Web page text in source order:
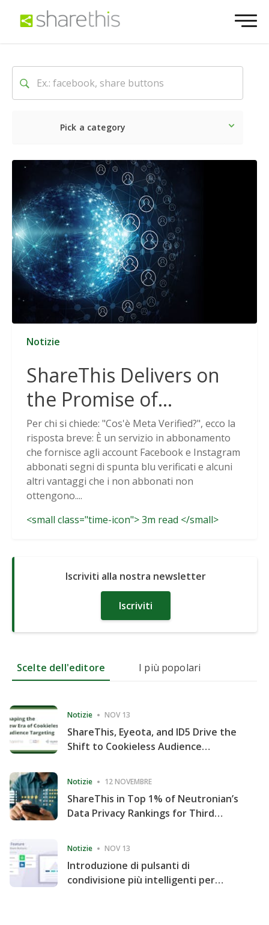
Pick a category
Ultime notizie Sociale
Notizie
ShareThis Delivers on
the Promise of
Cookieless Data
Solutions
Per chi si chiede: "Cos'è Meta Verified?", ecco la
risposta breve: È un servizio in abbonamento
che fornisce agli account Facebook e Instagram
abbonati segni di spunta blu verificati e alcuni
altri vantaggi che i non abbonati non
ottengono....
<small class="time-icon"> 3m read </small>
Iscriviti alla nostra newsletter
Iscriviti
Scelte dell'editore I più popolari
Notizie NOV 13
ShareThis, Eyeota, and ID5 Drive the
Shift to Cookieless Audience
Notizie 12 NOVEMBRE
ShareThis in Top 1% of Neutronian’s
Data Privacy Rankings for Third
Notizie NOV 13
Introduzione di pulsanti di
condivisione più intelligenti per